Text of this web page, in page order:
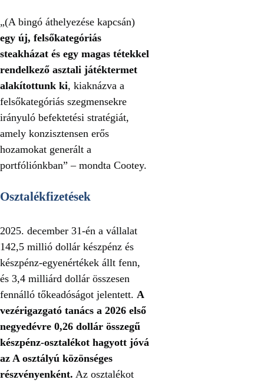
„(A bingó áthelyezése kapcsán)
egy új, felsőkategóriás
steakházat és egy magas tétekkel
rendelkező asztali játéktermet
alakítottunk ki, kiaknázva a
felsőkategóriás szegmensekre
irányuló befektetési stratégiát,
amely konzisztensen erős
hozamokat generált a
portfóliónkban” – mondta Cootey.
Osztalékfizetések
2025. december 31-én a vállalat
142,5 millió dollár készpénz és
készpénz-egyenértékek állt fenn,
és 3,4 milliárd dollár összesen
fennálló tőkeadóságot jelentett. A
vezérigazgató tanács a 2026 első
negyedévre 0,26 dollár összegű
készpénz-osztalékot hagyott jóvá
az A osztályú közönséges
részvényenként. Az osztalékot